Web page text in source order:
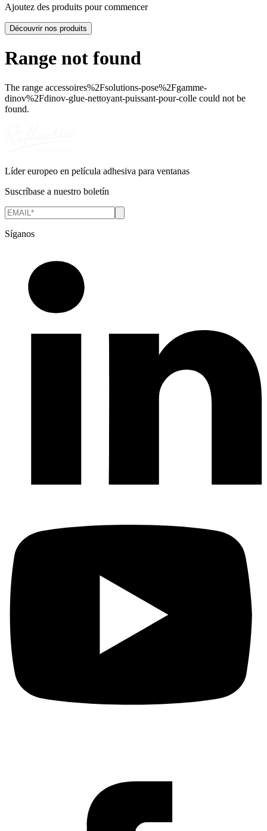
Ajoutez des produits pour commencer
Découvrir nos produits
Range not found
The range accessoires%2Fsolutions-pose%2Fgamme-
dinov%2Fdinov-glue-nettoyant-puissant-pour-colle could not be
found.
Líder europeo en película adhesiva para ventanas
Suscríbase a nuestro boletín
Síganos